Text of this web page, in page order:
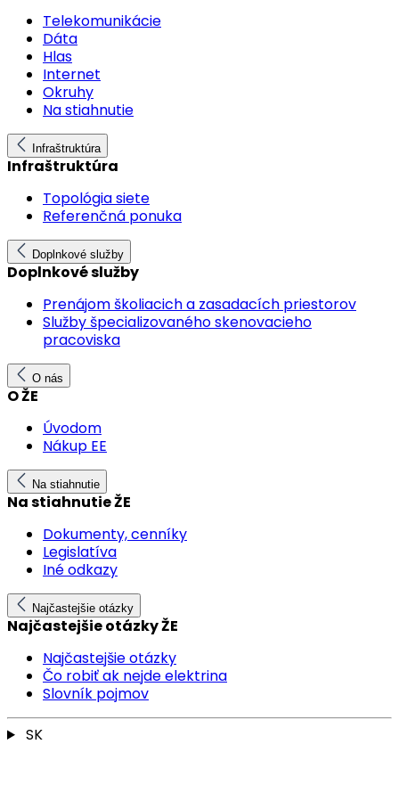
Telekomunikácie
Dáta
Hlas
Internet
Okruhy
Na stiahnutie
Infraštruktúra
Infraštruktúra
Topológia siete
Referenčná ponuka
Doplnkové služby
Doplnkové služby
Prenájom školiacich a zasadacích priestorov
Služby špecializovaného skenovacieho
pracoviska
O nás
O ŽE
Úvodom
Nákup EE
Na stiahnutie
Na stiahnutie ŽE
Dokumenty, cenníky
Legislatíva
Iné odkazy
Najčastejšie otázky
Najčastejšie otázky ŽE
Najčastejšie otázky
Čo robiť ak nejde elektrina
Slovník pojmov
SK